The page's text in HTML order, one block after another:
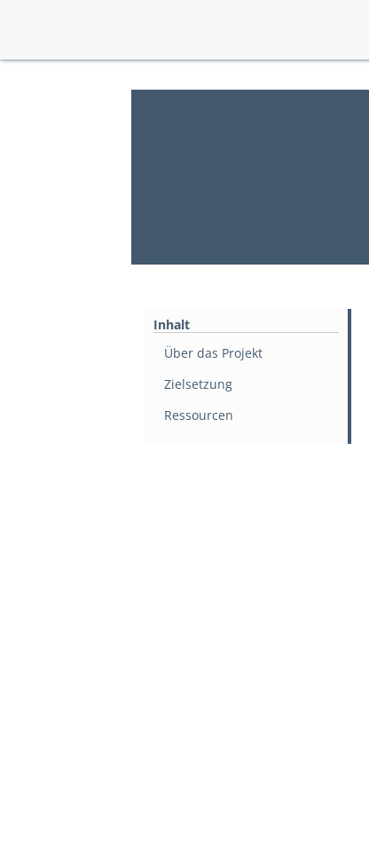
Inhalt
Über das Projekt
Zielsetzung
Ressourcen